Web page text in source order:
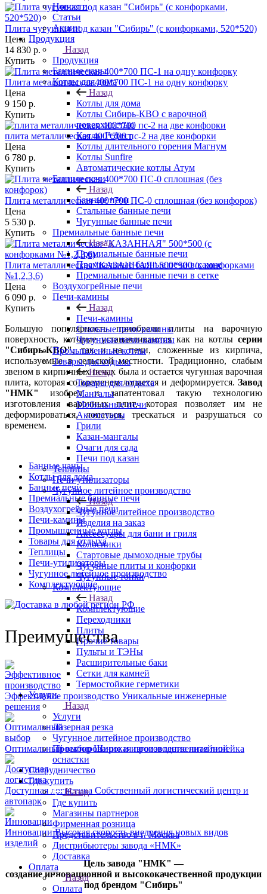
Новости
Статьи
Акции
Продукция
Назад
Продукция
Банные чаны
Котлы для дома
Назад
Котлы для дома
Котлы Сибирь-КВО с варочной
поверхностью
Котлы Гефест
Котлы длительного горения Магнум
Котлы Sunfire
Автоматические котлы Атум
Банные печи
Назад
Банные печи
Стальные банные печи
Чугунные банные печи
Премиальные банные печи
Назад
Премиальные банные печи
Премиальные банные печи в камне
Премиальные банные печи в сетке
Воздухогрейные печи
Печи-камины
Назад
Печи-камины
Стальные печи-камины
Чугунные печи-камины
Промышленные котлы
Товары для отдыха
Назад
Товары для отдыха
Мангалы
Мобильные печи
Аксессуары
Грили
Казан-мангалы
Очаги для сада
Печи под казан
Теплицы
Печи-утилизаторы
Чугунное литейное производство
Назад
Чугунное литейное производство
Изделия на заказ
Аксессуары для бани и гриля
Колосники
Стартовые дымоходные трубы
Чугунные плиты и конфорки
Чугунные топки
Комплектующие
Назад
Комплектующие
Переходники
Плиты
Прочие товары
Пульты и ТЭНы
Расширительные баки
Сетки для камней
Термостойкие герметики
Услуги
Назад
Услуги
Лазерная резка
Чугунное литейное производство
Проектирование и изготовление литейной
оснастки
Сотрудничество
Где купить
Назад
Где купить
Магазины партнеров
Фирменная розница
Представительство в г. Москва
Дистрибьютеры завода «НМК»
Доставка
Оплата
Назад
Оплата
Плита чугунная под казан "Сибирь" (с конфорками, 520*520)
Цена
14 830 р.
Купить
Плита металлическая 400*700 ПС-1 на одну конфорку
Цена
9 150 р.
Купить
плита металлическая 400*700 пс-2 на две конфорки
Цена
6 780 р.
Купить
Плита металлическая 400*700 ПС-0 сплошная (без конфорок)
Цена
5 530 р.
Купить
Плита металлическая "КАЗАННАЯ" 500*500 (с конфорками
№1,2,3,6)
Цена
6 090 р.
Купить
Большую популярность приобрели плиты на варочную
поверхность, которые устанавливаются как на котлы серии
"Сибирь-КВО", так и на печи, сложенные из кирпича,
используемые в сельской местности. Традиционно, слабым
звеном в кирпичных печах была и остается чугунная варочная
плита, которая со временем лопается и деформируется. Завод
"НМК"
изобрел и запатентовал такую технологию
изготовления варочных плит, которая позволяет им не
деформироваться, лопаться, трескаться и разрушаться со
временем.
Банные чаны
Котлы для дома
Банные печи
Премиальные банные печи
Воздухогрейные печи
Печи-камины
Промышленные котлы
Товары для отдыха
Теплицы
Печи-утилизаторы
Чугунное литейное производство
Комплектующие
Преимущества
Эффективное производство Уникальные инженерные
решения
Оптимальный выбор Широкая производственная линейка
Доступная логистика Собственный логистический центр и
автопарк
Инновации Высокая скорость внедрения новых видов
изделий
Цель завода "НМК" —
создание инновационной и высококачественной продукции
под брендом "Сибирь"